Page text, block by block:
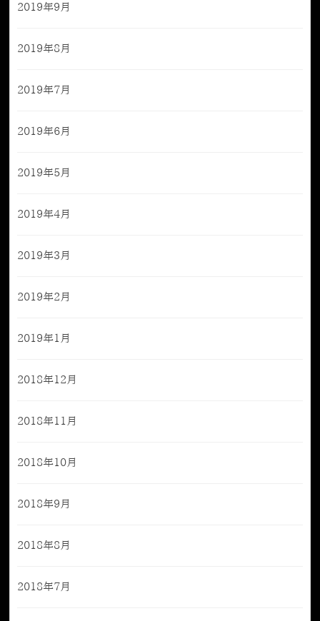
2019年9月
2019年8月
2019年7月
2019年6月
2019年5月
2019年4月
2019年3月
2019年2月
2019年1月
2018年12月
2018年11月
2018年10月
2018年9月
2018年8月
2018年7月